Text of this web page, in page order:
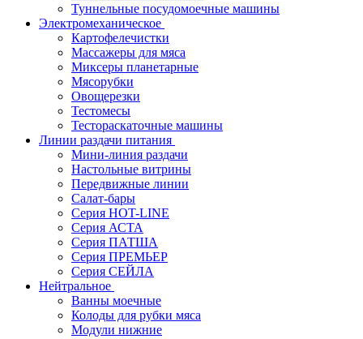
Туннельные посудомоечные машины
Электромеханическое
Картофелечистки
Массажеры для мяса
Миксеры планетарные
Мясорубки
Овощерезки
Тестомесы
Тестораскаточные машины
Линии раздачи питания
Мини-линия раздачи
Настольные витрины
Передвижные линии
Салат-бары
Серия HOT-LINE
Серия АСТА
Серия ПАТША
Серия ПРЕМЬЕР
Серия СЕЙЛА
Нейтральное
Ванны моечные
Колоды для рубки мяса
Модули нижние